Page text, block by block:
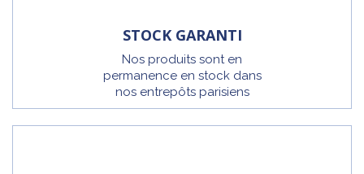
STOCK GARANTI
Nos produits sont en
permanence en stock dans
nos entrepôts parisiens